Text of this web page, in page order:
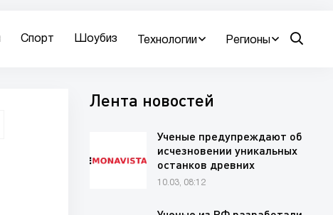
Спорт Шоубиз Технологии Регионы
Лента новостей
Ученые предупреждают об
исчезновении уникальных
останков древних
животных на…
10.03, 08:12